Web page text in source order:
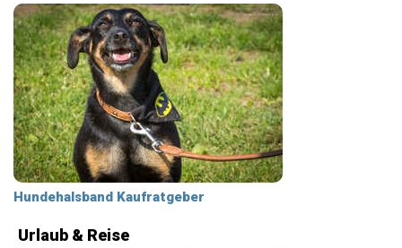
Hundehalsband Kaufratgeber
Urlaub & Reise